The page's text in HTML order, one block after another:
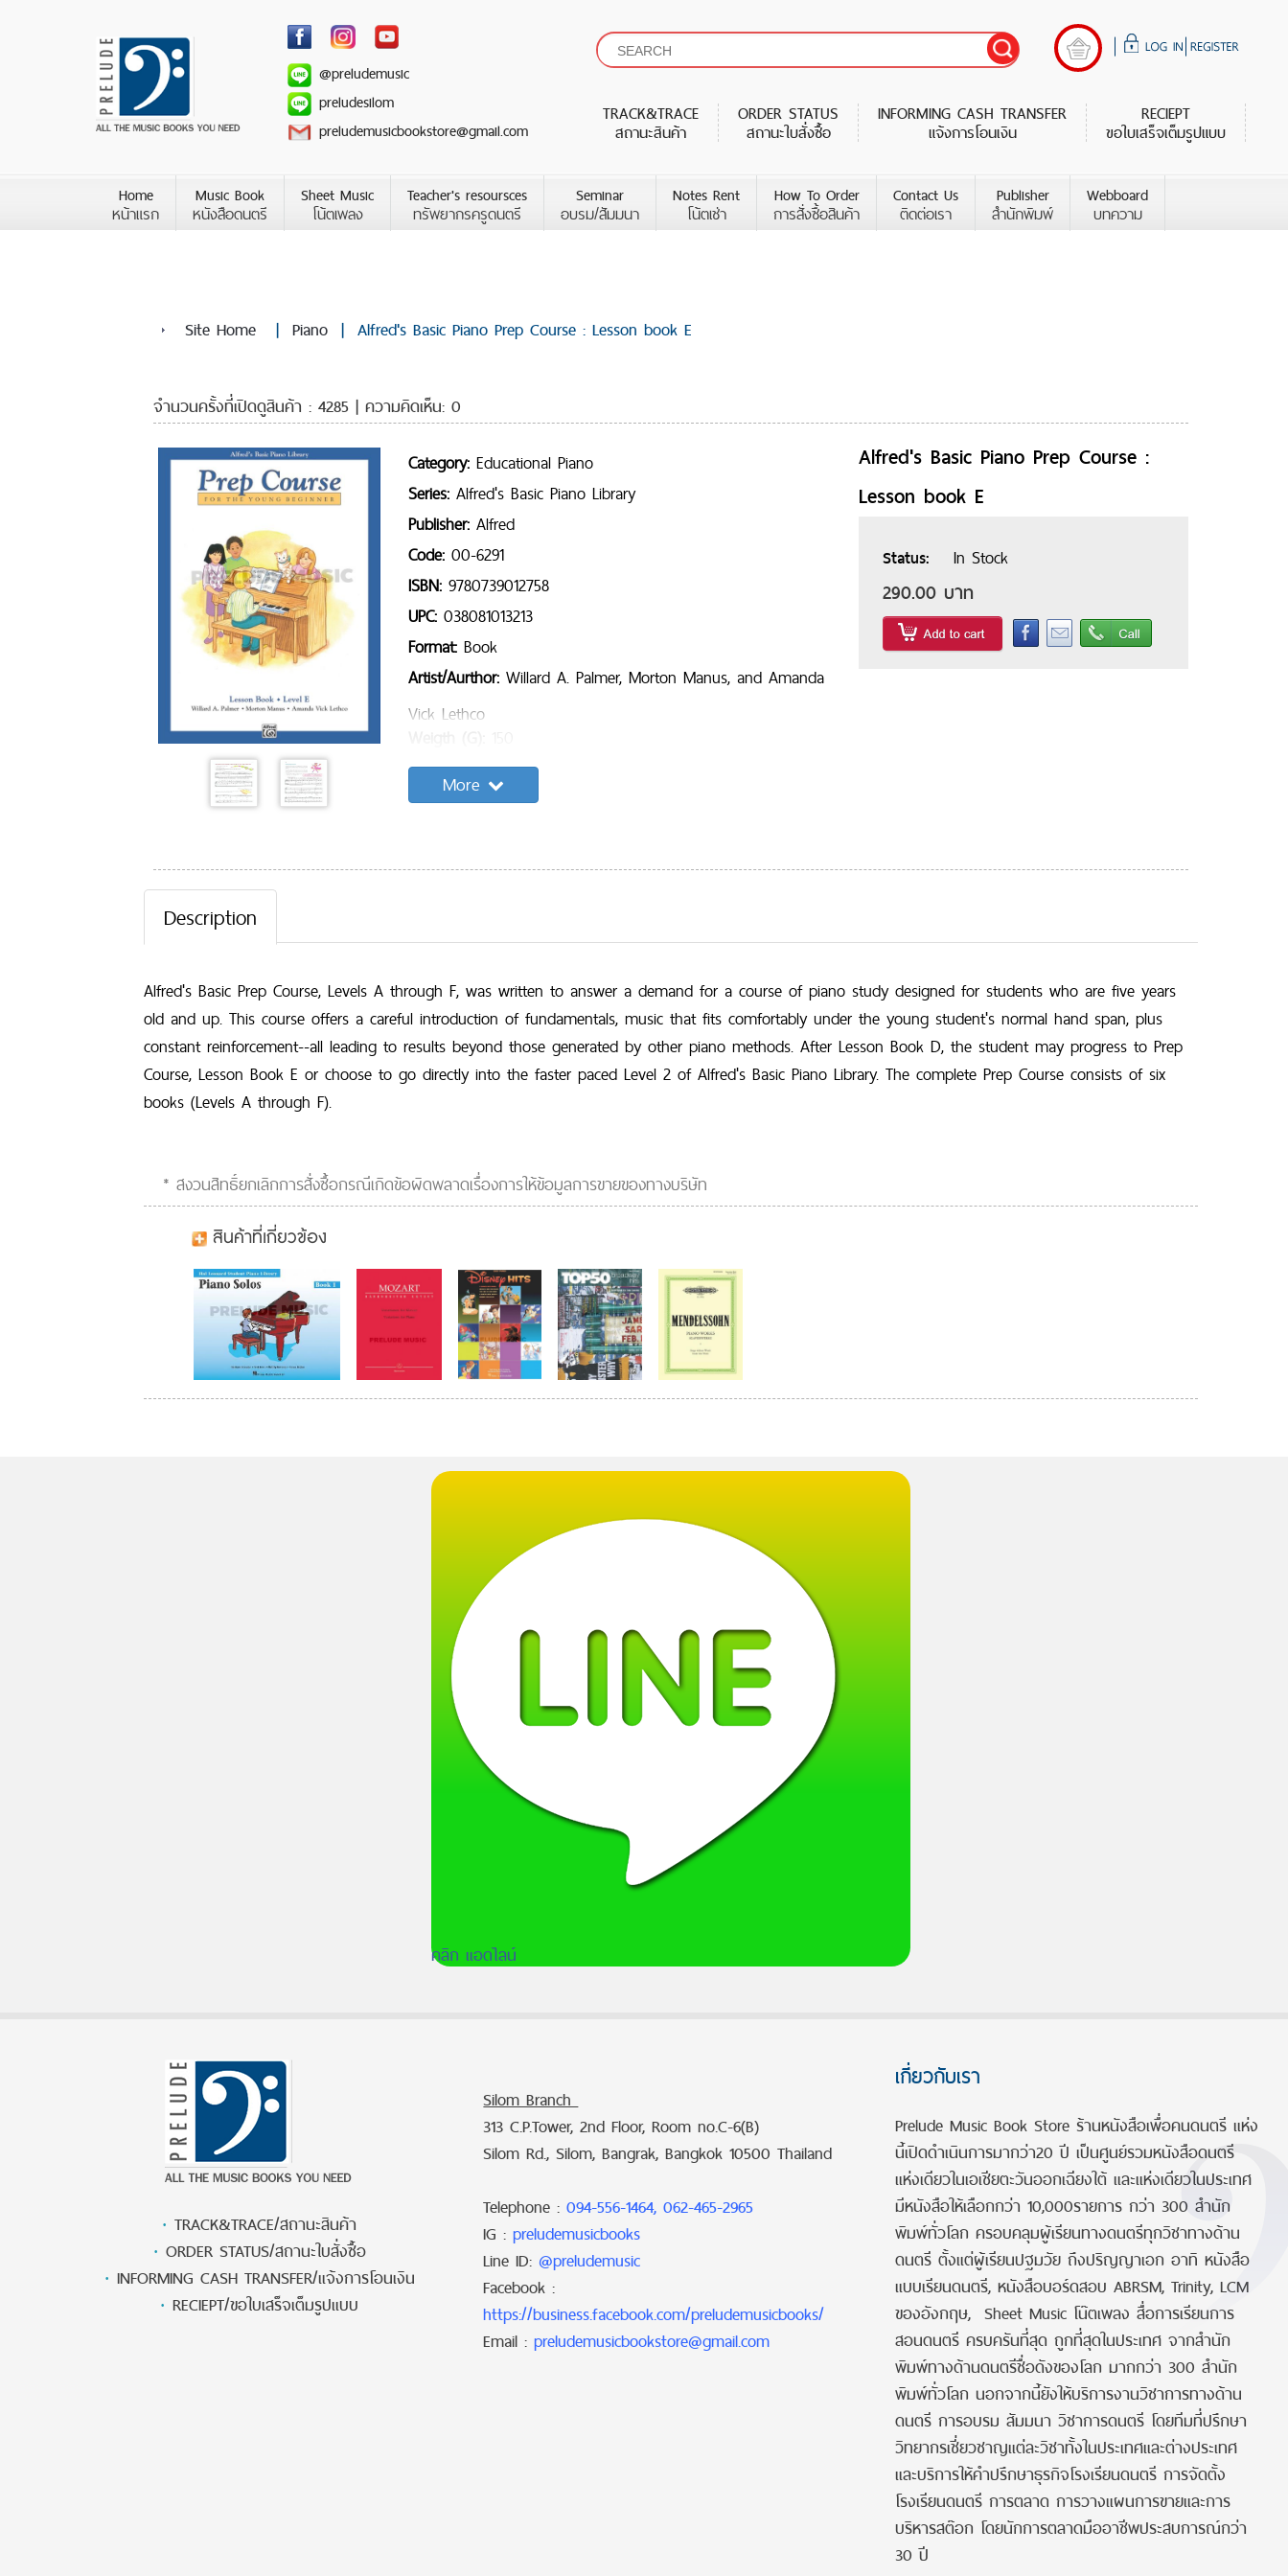
@preludemusic
preludesilom
preludemusicbookstore@gmail.com
TRACK&TRACE
สถานะสินค้า
ORDER STATUS
สถานะใบสั่งซื้อ
INFORMING CASH TRANSFER
แจ้งการโอนเงิน
RECIEPT
ขอใบเสร็จเต็มรูปแบบ
Home
หน้าแรก
Music Book
หนังสือดนตรี
Sheet Music
โน้ตเพลง
Teacher's resoursces
ทรัพยากรครูดนตรี
Seminar
อบรม/สัมมนา
Notes Rent
โน้ตเช่า
How To Order
การสั่งซื้อสินค้า
Contact Us
ติดต่อเรา
Publisher
สำนักพิมพ์
Webboard
บทความ
Site Home | Piano | Alfred's Basic Piano Prep Course : Lesson book E
จำนวนครั้งที่เปิดดูสินค้า : 4285 | ความคิดเห็น: 0
Alfred's Basic Piano Prep Course :
Lesson book E
Status In Stock
290.00 บาท
Category:Educational Piano
Series:Alfred's Basic Piano Library
Publisher:Alfred
Code:00-6291
ISBN:9780739012758
UPC:038081013213
Format:Book
Artist/Aurthor:Willard A. Palmer, Morton Manus, and Amanda
Vick Lethco
Pages:48
Sample Content:
The Magic Man
Blue and Low
Harp Song
A Concert Piece
Rockin' Half Steps
More
Description
Alfred's Basic Prep Course, Levels A through F, was written to answer a demand for a course of piano study designed for students who are five years
old and up. This course offers a careful introduction of fundamentals, music that fits comfortably under the young student's normal hand span, plus
constant reinforcement--all leading to results beyond those generated by other piano methods. After Lesson Book D, the student may progress to Prep
Course, Lesson Book E or choose to go directly into the faster paced Level 2 of Alfred's Basic Piano Library. The complete Prep Course consists of six
books (Levels A through F).
* สงวนสิทธิ์ยกเลิกการสั่งซื้อกรณีเกิดข้อผิดพลาดเรื่องการให้ข้อมูลการขายของทางบริษัท
สินค้าที่เกี่ยวข้อง
คลิก แอดไลน์
· TRACK&TRACE/สถานะสินค้า
· ORDER STATUS/สถานะใบสั่งซื้อ
· INFORMING CASH TRANSFER/แจ้งการโอนเงิน
· RECIEPT/ขอใบเสร็จเต็มรูปแบบ
Silom Branch
313 C.P.Tower, 2nd Floor, Room no.C-6(B)
Silom Rd., Silom, Bangrak, Bangkok 10500 Thailand
Telephone : 094-556-1464, 062-465-2965
IG : preludemusicbooks
Line ID: @preludemusic
Facebook :
https://business.facebook.com/preludemusicbooks/
Email : preludemusicbookstore@gmail.com
เกี่ยวกับเรา
Prelude Music Book Store ร้านหนังสือเพื่อคนดนตรี แห่ง
นี้เปิดดำเนินการมากว่า20 ปี เป็นศูนย์รวมหนังสือดนตรี
แห่งเดียวในเอเชียตะวันออกเฉียงใต้ และแห่งเดียวในประเทศ
มีหนังสือให้เลือกกว่า 10,000รายการ กว่า 300 สำนัก
พิมพ์ทั่วโลก ครอบคลุมผู้เรียนทางดนตรีทุกวิชาทางด้าน
ดนตรี ตั้งแต่ผู้เรียนปฐมวัย ถึงปริญญาเอก อาทิ หนังสือ
แบบเรียนดนตรี, หนังสือบอร์ดสอบ ABRSM, Trinity, LCM
ของอังกฤษ, Sheet Music โน๊ตเพลง สื่อการเรียนการ
สอนดนตรี ครบครันที่สุด ถูกที่สุดในประเทศ จากสำนัก
พิมพ์ทางด้านดนตรีชื่อดังของโลก มากกว่า 300 สำนัก
พิมพ์ทั่วโลก นอกจากนี้ยังให้บริการงานวิชาการทางด้าน
ดนตรี การอบรม สัมมนา วิชาการดนตรี โดยทีมที่ปรึกษา
วิทยากรเชี่ยวชาญแต่ละวิชาทั้งในประเทศและต่างประเทศ
และบริการให้คำปรึกษาธุรกิจโรงเรียนดนตรี การจัดตั้ง
โรงเรียนดนตรี การตลาด การวางแผนการขายและการ
บริหารสต๊อก โดยนักการตลาดมืออาชีพประสบการณ์กว่า
30 ปี